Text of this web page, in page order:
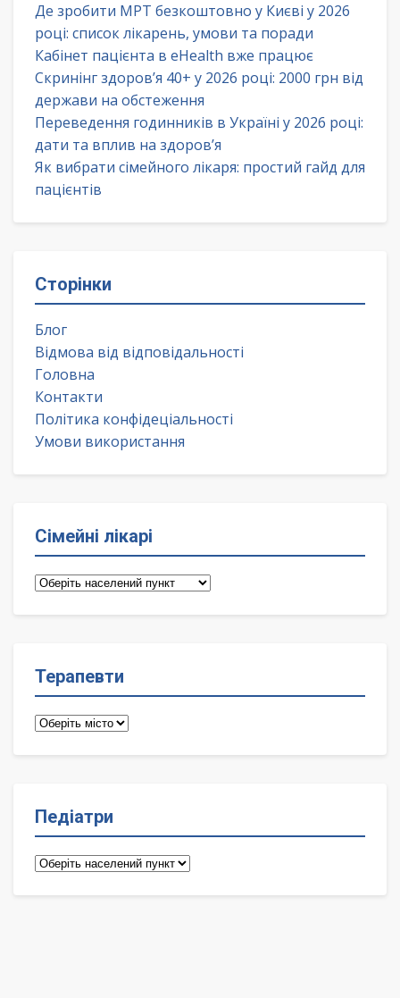
Де зробити МРТ безкоштовно у Києві у 2026
році: список лікарень, умови та поради
Кабінет пацієнта в eHealth вже працює
Скринінг здоров’я 40+ у 2026 році: 2000 грн від
держави на обстеження
Переведення годинників в Україні у 2026 році:
дати та вплив на здоров’я
Як вибрати сімейного лікаря: простий гайд для
пацієнтів
Сторінки
Блог
Відмова від відповідальності
Головна
Контакти
Політика конфідеціальності
Умови використання
Сімейні лікарі
Сімейні
Терапевти
Терапевти
Педіатри
Педіатри